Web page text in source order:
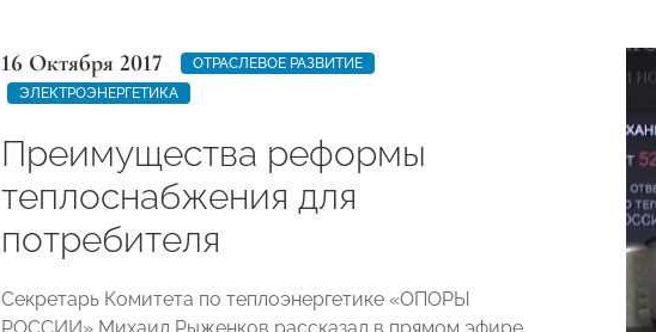
16 Октября 2017
ОТРАСЛЕВОЕ РАЗВИТИЕ
ЭЛЕКТРОЭНЕРГЕТИКА
Преимущества реформы
теплоснабжения для
потребителя
Секретарь Комитета по теплоэнергетике «ОПОРЫ